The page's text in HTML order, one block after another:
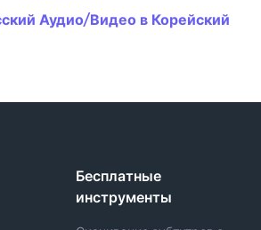
Аудио/Видео в Корейский
Бесплатные
инструменты